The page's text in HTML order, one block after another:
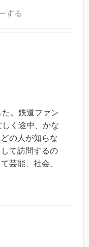
する
。鉄道ファン
く途中、かな
の人が知らな
て訪問するの
芸能、社会、